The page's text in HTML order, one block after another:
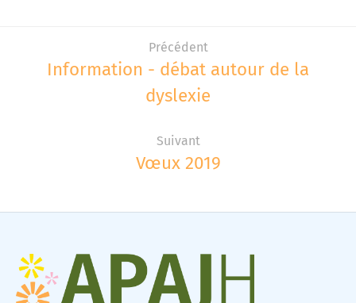
Précédent
Information - débat autour de la
dyslexie
Suivant
Vœux 2019